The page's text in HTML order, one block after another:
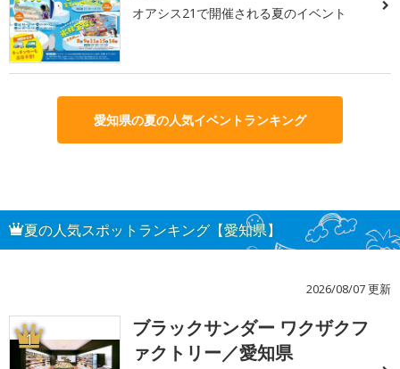
オアシス21で開催される夏のイベント
愛知県の夏の人気イベントランキング
夏の人気スポットランキング【愛知県】
2026/08/07 更新
1
ブラックサンダー ワクザクフ
ァクトリー／愛知県